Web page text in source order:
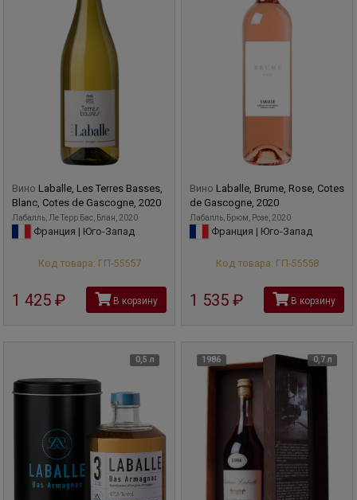
Вино Laballe, Les Terres Basses,
Blanc, Cotes de Gascogne, 2020
Лабалль, Ле Терр Бас, Блан, 2020
Франция | Юго-Запад
Код товара: ГП-55557
1 425 руб В корзину
Вино Laballe, Brume, Rose, Cotes
de Gascogne, 2020
Лабалль, Брюм, Розе, 2020
Франция | Юго-Запад
Код товара: ГП-55558
1 535 руб В корзину
0,5 л 1986 0,7 л